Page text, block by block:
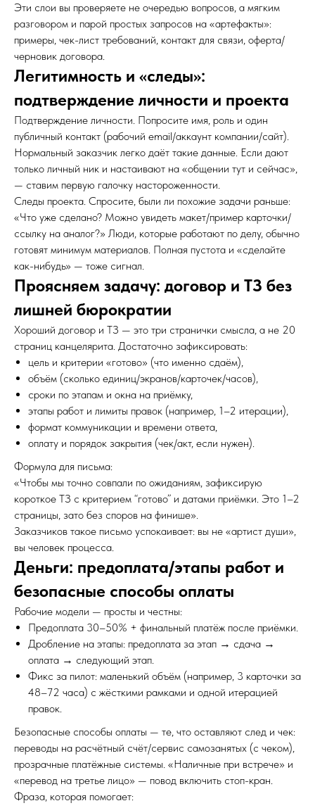
Эти слои вы проверяете не очередью вопросов, а мягким
разговором и парой простых запросов на «артефакты»:
примеры, чек-лист требований, контакт для связи, оферта/
черновик договора.
Легитимность и «следы»:
подтверждение личности и проекта
Подтверждение личности. Попросите имя, роль и один
публичный контакт (рабочий email/аккаунт компании/сайт).
Нормальный заказчик легко даёт такие данные. Если дают
только личный ник и настаивают на «общении тут и сейчас»,
— ставим первую галочку настороженности.
Следы проекта. Спросите, были ли похожие задачи раньше:
«Что уже сделано? Можно увидеть макет/пример карточки/
ссылку на аналог?» Люди, которые работают по делу, обычно
готовят минимум материалов. Полная пустота и «сделайте
как-нибудь» — тоже сигнал.
Проясняем задачу: договор и ТЗ без
лишней бюрократии
Хороший договор и ТЗ — это три странички смысла, а не 20
страниц канцелярита. Достаточно зафиксировать:
цель и критерии «готово» (что именно сдаём),
объём (сколько единиц/экранов/карточек/часов),
сроки по этапам и окна на приёмку,
этапы работ и лимиты правок (например, 1–2 итерации),
формат коммуникации и времени ответа,
оплату и порядок закрытия (чек/акт, если нужен).
Формула для письма:
«Чтобы мы точно совпали по ожиданиям, зафиксирую
короткое ТЗ с критерием “готово” и датами приёмки. Это 1–2
страницы, зато без споров на финише».
Заказчиков такое письмо успокаивает: вы не «артист души»,
вы человек процесса.
Деньги: предоплата/этапы работ и
безопасные способы оплаты
Рабочие модели — просты и честны:
Предоплата 30–50% + финальный платёж после приёмки.
Дробление на этапы: предоплата за этап → сдача →
оплата → следующий этап.
Фикс за пилот: маленький объём (например, 3 карточки за
48–72 часа) с жёсткими рамками и одной итерацией
правок.
Безопасные способы оплаты — те, что оставляют след и чек:
переводы на расчётный счёт/сервис самозанятых (с чеком),
прозрачные платёжные системы. «Наличные при встрече» и
«перевод на третье лицо» — повод включить стоп-кран.
Фраза, которая помогает: